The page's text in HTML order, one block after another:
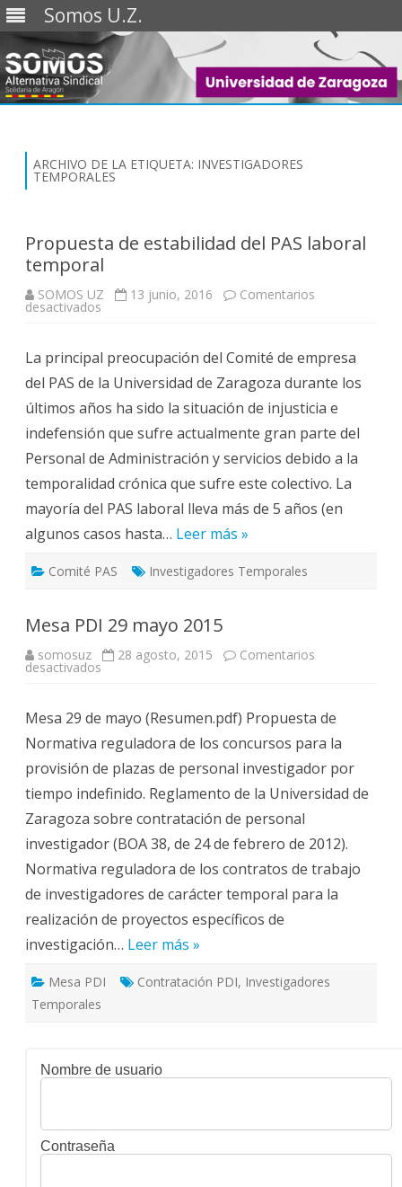
Somos U.Z.
Saltar
ARCHIVO DE LA ETIQUETA: INVESTIGADORES
TEMPORALES
Propuesta de estabilidad del PAS laboral
temporal
SOMOS UZ 13 junio, 2016 Comentarios
desactivados
del
PAS
laboral
temporal
La principal preocupación del Comité de empresa
del PAS de la Universidad de Zaragoza durante los
últimos años ha sido la situación de injusticia e
indefensión que sufre actualmente gran parte del
Personal de Administración y servicios debido a la
temporalidad crónica que sufre este colectivo. La
mayoría del PAS laboral lleva más de 5 años (en
algunos casos hasta… Leer más »
Comité PAS Investigadores Temporales
Mesa PDI 29 mayo 2015
somosuz 28 agosto, 2015 Comentarios
desactivadosen
mayo
2015
Mesa 29 de mayo (Resumen.pdf) Propuesta de
Normativa reguladora de los concursos para la
provisión de plazas de personal investigador por
tiempo indefinido. Reglamento de la Universidad de
Zaragoza sobre contratación de personal
investigador (BOA 38, de 24 de febrero de 2012).
Normativa reguladora de los contratos de trabajo
de investigadores de carácter temporal para la
realización de proyectos específicos de
investigación… Leer más »
Mesa PDI Contratación PDI, Investigadores
Temporales
Nombre de usuario
Contraseña